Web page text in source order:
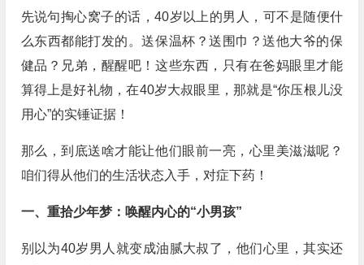
先说句掏心窝子的话，40岁以上的男人，可不是随便什
么东西都能打发的。送保温杯？送围巾？送他大爷的保
健品？兄弟，醒醒吧！这些东西，只有在爸妈眼里才能
算得上是好礼物，在40岁大叔眼里，那就是“你压根儿没
用心”的实锤证据！
那么，到底送啥才能让他们眼前一亮，心里美滋滋呢？
咱们得从他们的生活状态入手，对症下药！
一、重拾少年梦：唤醒内心的“小男孩”
别以为40岁男人就变成油腻大叔了，他们心里，其实还